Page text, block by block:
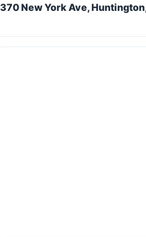
370 New York Ave,